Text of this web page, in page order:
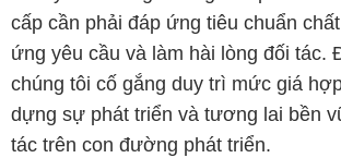
cấp cần phải đáp ứng tiêu chuẩn
ứng yêu cầu và làm hài lòng đối tác.
chúng tôi cố gắng duy trì mức giá
dựng sự phát triển và tương lai bền
tác trên con đường phát triển.